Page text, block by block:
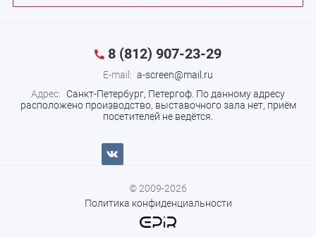
8 (812) 907-23-29
E-mail: a-screen@mail.ru
Адрес:
Санкт-Петербург, Петергоф. По данному адресу
расположено производство, выставочного зала нет, приём
посетителей не ведётся.
© 2009-2026
Политика конфиденциальности